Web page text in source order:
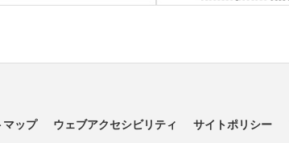
マップ ウェブアクセシビリティ サイトポリシー